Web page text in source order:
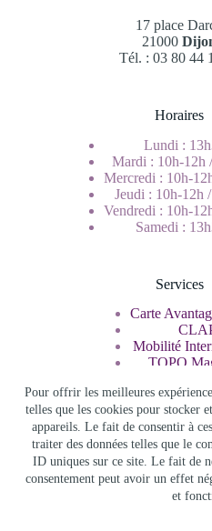
Pour offrir les meilleures
telles que les cookies pour stocker
appareils. Le fait de consentir à
traiter des données telles que le
ID uniques sur ce site. Le fait de
consentement peut avoir un effet
et
17 place
21000
Tél. : 03 80 44
Horaires
Lundi :
Mardi : 10h-12h
Mercredi : 10h-
Jeudi : 10h-12h
Vendredi : 10h-
Samedi :
Services
Carte
Mobilité
TOPO
Info Jeunes Bourgogne Franche